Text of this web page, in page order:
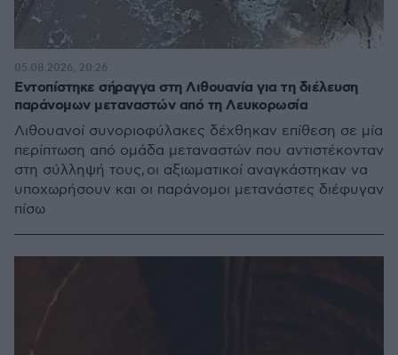
Εντοπίστηκε σήραγγα στη Λιθουανία για τη διέλευση
παράνομων μεταναστών από τη Λευκορωσία
Λιθουανοί συνοριοφύλακες δέχθηκαν επίθεση σε μία
περίπτωση από ομάδα μεταναστών που αντιστέκονταν
στη σύλληψή τους, οι αξιωματικοί αναγκάστηκαν να
υποχωρήσουν και οι παράνομοι μετανάστες διέφυγαν
πίσω
05.08.2026, 20:26